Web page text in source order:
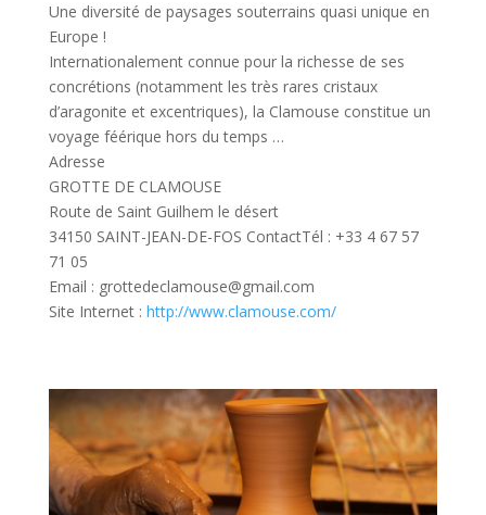
Une diversité de paysages souterrains quasi unique en
Europe !
Internationalement connue pour la richesse de ses
concrétions (notamment les très rares cristaux
d’aragonite et excentriques), la Clamouse constitue un
voyage féérique hors du temps …
Adresse
GROTTE DE CLAMOUSE
Route de Saint Guilhem le désert
34150 SAINT-JEAN-DE-FOS ContactTél : +33 4 67 57
71 05
Email : grottedeclamouse@gmail.com
Site Internet : http://www.clamouse.com/